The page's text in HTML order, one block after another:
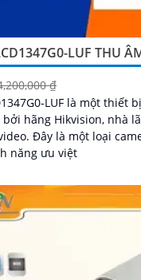
LUF THU
₫
LUF là một thiết
hãng Hikvision, nhà
giải cao và
năng ưu việt